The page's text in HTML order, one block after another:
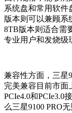
系统盘和常用软件
版本则可以兼顾系
8TB版本则适合需
专业用户和发烧级
兼容性方面，三星
完美兼容目前市面
PCIe4.0和PCIe3.0
么三星9100 PRO